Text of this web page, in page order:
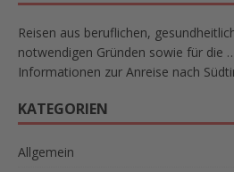
Reisen aus beruflichen,
notwendigen Gründen sowie für die
Informationen zur Anreise nach
KATEGORIEN
Allgemein